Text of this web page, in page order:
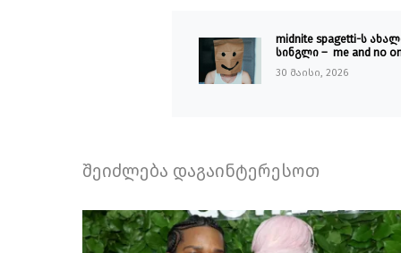
midnite spagetti-ს
სინგლი – me and no
30 მაისი, 2026
შეიძლება დაგაინტერესოთ